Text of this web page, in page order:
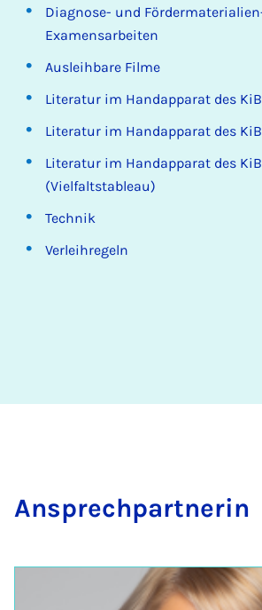
Diagnose- und
Examensarbeiten
Ausleihbare Filme
Literatur im Handapparat des
Literatur im Handapparat des
Literatur im Handapparat des
(Vielfaltstableau)
Technik
Verleihregeln
An­sprech­part­ne­rin